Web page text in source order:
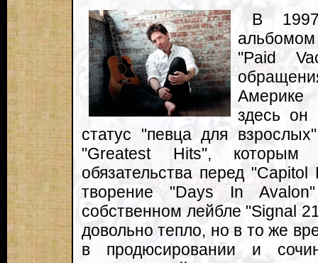
В
"Paid
Америке
здесь он
статус "певца для
"Greatest Hits", которым
обязательства перед
творение "Days In
собственном лейбле "Signal
довольно тепло, но в то же
в продюсировании и